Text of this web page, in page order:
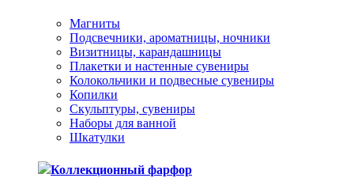
Магниты
Подсвечники, ароматницы, ночники
Визитницы, карандашницы
Плакетки и настенные сувениры
Колокольчики и подвесные сувениры
Копилки
Скульптуры, сувениры
Наборы для ванной
Шкатулки
Коллекционный фарфор